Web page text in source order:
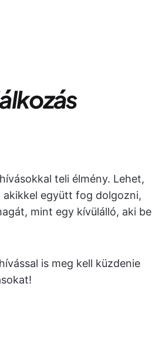
teli élmény. Lehet,
akikkel együtt fog dolgozni,
mint egy kívülálló, aki be
is meg kell küzdenie